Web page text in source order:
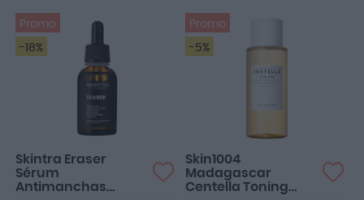
Promo
-18%
Skintra Eraser
Sérum
Antimanchas
Promo
-5%
Skin1004
Madagascar
Centella Toning